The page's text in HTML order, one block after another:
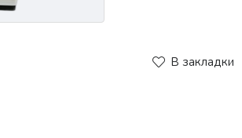
В закладки